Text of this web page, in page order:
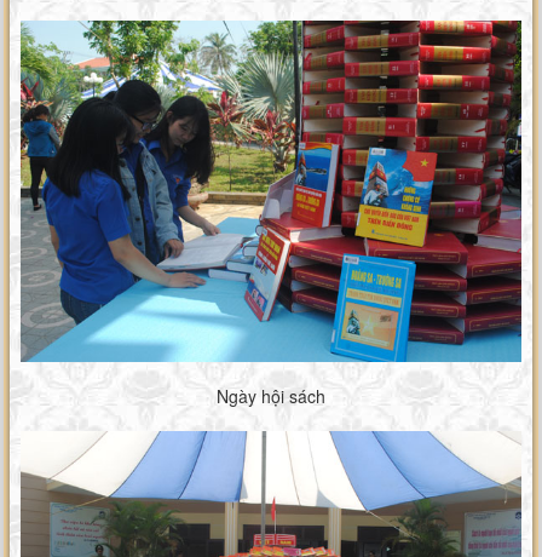
Ngày hội sách